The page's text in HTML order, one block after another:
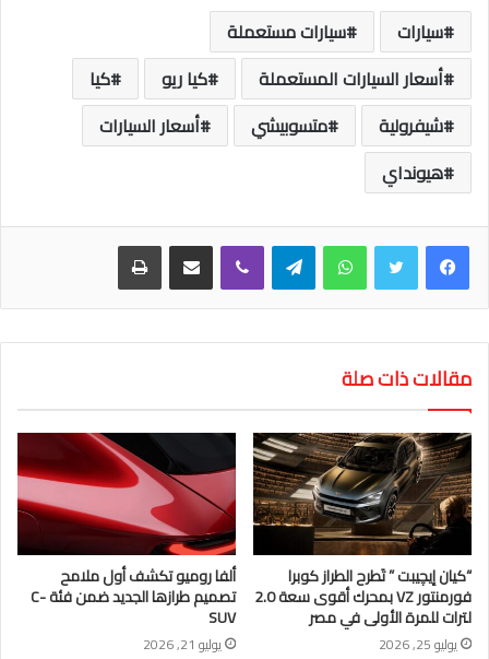
سيارات
سيارات مستعملة
أسعار السيارات المستعملة
كيا ريو
كيا
شيفرولية
متسوبيشي
أسعار السيارات
هيونداي
واتساب تيلقرام
مقالات ذات صلة
“كيان إيچيبت ” تَطرح الطراز كوبرا
فورمنتور VZ بمحرك أقوى سعة 2.0
لترات للمرة الأولى في مصر
يوليو 25, 2026
ألفا روميو تكشف أول ملامح
تصميم طرازها الجديد ضمن فئة C-
SUV
يوليو 21, 2026